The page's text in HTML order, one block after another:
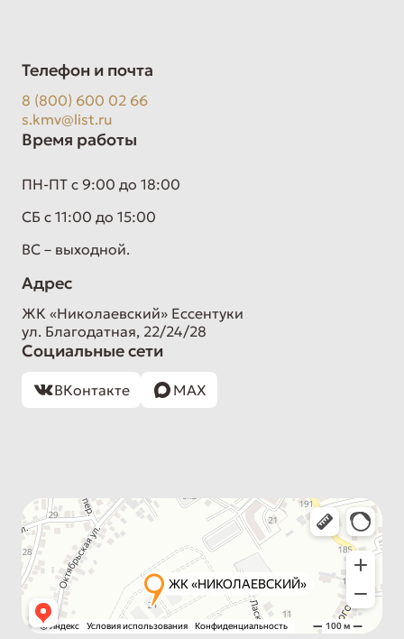
Телефон и почта
8 (800) 600 02 66
s.kmv@list.ru
Время работы
ПН-ПТ с 9:00 до 18:00
СБ с 11:00 до 15:00
ВС – выходной.
Адрес
ЖК «Николаевский» Ессентуки
ул. Благодатная, 22/24/28
Социальные сети
ВКонтакте MAX